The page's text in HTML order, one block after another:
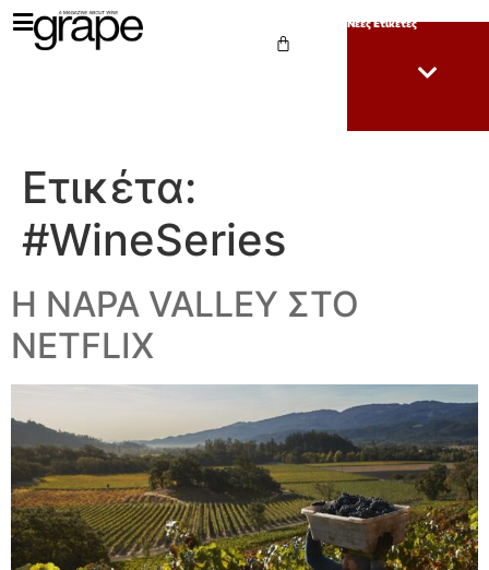
Νέες Ετικέτες
Ετικέτα:
#WineSeries
Η NAPA VALLEY ΣΤΟ
NETFLIX